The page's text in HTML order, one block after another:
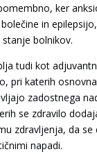
ker
in
bolnikov.
tudi kot
pri katerih
zadostnega
se zdravilo
zdravljenja, da se
napadi.